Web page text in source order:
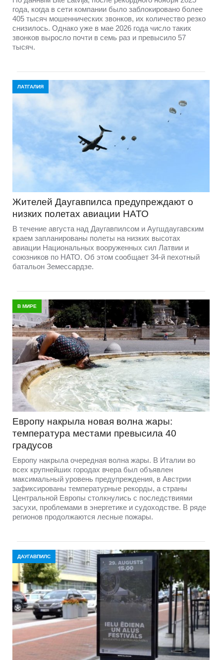
года, когда в сети компании было заблокировано более
405 тысяч мошеннических звонков, их количество резко
снизилось. Однако уже в мае 2026 года число таких
звонков выросло почти в семь раз и превысило 57
тысяч.
ЛАТГАЛИЯ
Жителей Даугавпилса предупреждают о
низких полетах авиации НАТО
В течение августа над Даугавпилсом и Аугшдаугавским
краем запланированы полеты на низких высотах
авиации Национальных вооруженных сил Латвии и
союзников по НАТО. Об этом сообщает 34-й пехотный
батальон Земессардзе.
В МИРЕ
Европу накрыла новая волна жары:
температура местами превысила 40
градусов
Европу накрыла очередная волна жары. В Италии во
всех крупнейших городах вчера был объявлен
максимальный уровень предупреждения, в Австрии
зафиксированы температурные рекорды, а страны
Центральной Европы столкнулись с последствиями
засухи, проблемами в энергетике и судоходстве. В ряде
регионов продолжаются лесные пожары.
ДАУГАВПИЛС